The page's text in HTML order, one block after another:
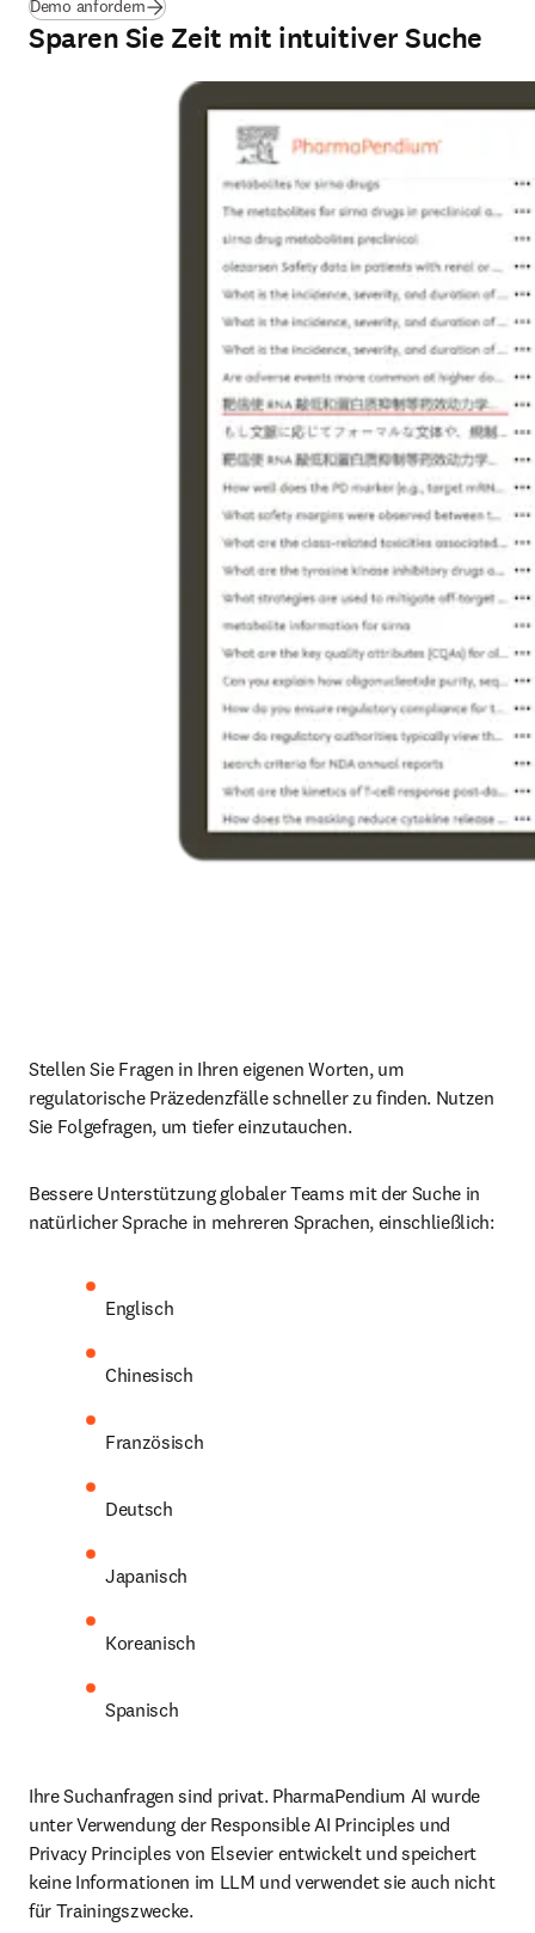
Demo anfordern
Sparen Sie Zeit mit intuitiver Suche
Stellen Sie Fragen in Ihren eigenen Worten, um
regulatorische Präzedenzfälle schneller zu finden. Nutzen
Sie Folgefragen, um tiefer einzutauchen.
Bessere Unterstützung globaler Teams mit der Suche in
natürlicher Sprache in mehreren Sprachen, einschließlich:
Englisch
Chinesisch
Französisch
Deutsch
Japanisch
Koreanisch
Spanisch
Ihre Suchanfragen sind privat. PharmaPendium AI wurde
unter Verwendung der Responsible AI Principles und
Privacy Principles von Elsevier entwickelt und speichert
keine Informationen im LLM und verwendet sie auch nicht
für Trainingszwecke.